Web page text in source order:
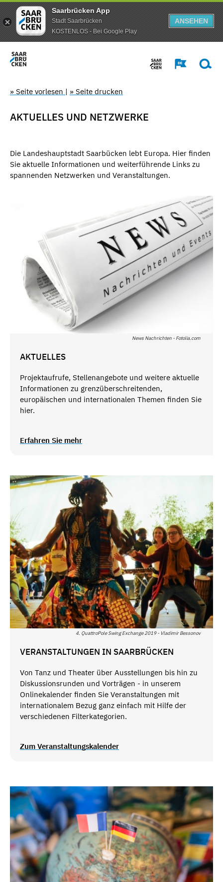
Saarbrücken App
Stadt Saarbrücken
KOSTENLOS - Bei Google Play
ANSEHEN
» Seite vorlesen | » Seite drucken
AKTUELLES UND NETZWERKE
Die Landeshauptstadt Saarbücken lebt Europa. Hier finden
Sie aktuelle Informationen und weiterführende Links zu
spannenden Netzwerken und Veranstaltungen.
News Nachrichten - Fotolia.com
AKTUELLES
Projektaufrufe, Stellenangebote und weitere aktuelle
Informationen zu grenzüberschreitenden,
europäischen und internationalen Themen finden Sie
hier.
Erfahren Sie mehr
4. QuattroPole Swing Exchange 2019 - Vladimir Bessonov
VERANSTALTUNGEN IN SAARBRÜCKEN
Von Tanz und Theater über Ausstellungen bis hin zu
Diskussionsrunden und Vorträgen - in unserem
Onlinekalender finden Sie Veranstaltungen mit
internationalem Bezug ganz einfach mit Hilfe der
verschiedenen Filterkategorien.
Zum Veranstaltungskalender